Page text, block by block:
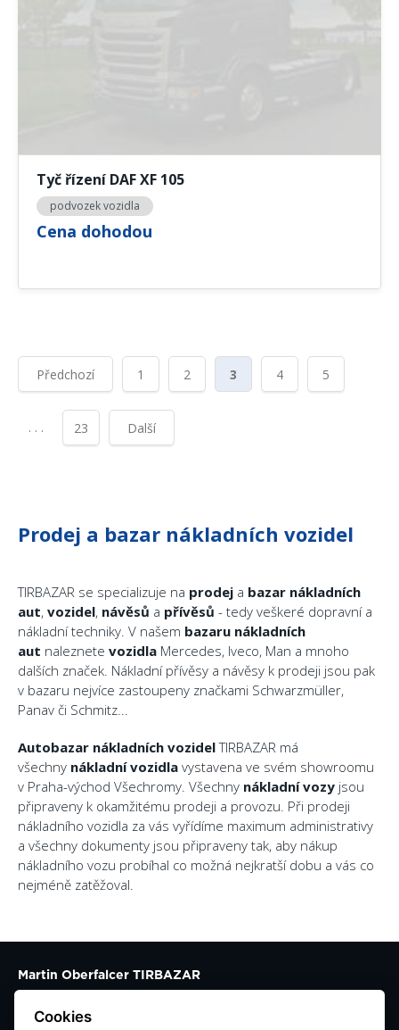
Tyč řízení DAF XF 105
podvozek vozidla
Cena dohodou
Předchozí 1 2 3 4 5
. . . 23 Další
Prodej a bazar nákladních vozidel
TIRBAZAR se specializuje na prodej a bazar nákladních
aut, vozidel, návěsů a přívěsů - tedy veškeré dopravní a
nákladní techniky. V našem bazaru nákladních
aut naleznete vozidla Mercedes, Iveco, Man a mnoho
dalších značek. Nákladní přívěsy a návěsy k prodeji jsou pak
v bazaru nejvíce zastoupeny značkami Schwarzmüller,
Panav či Schmitz...
Autobazar nákladních vozidelTIRBAZAR má
všechny nákladní vozidla vystavena ve svém showroomu
v Praha-východ Všechromy. Všechny nákladní vozy jsou
připraveny k okamžitému prodeji a provozu. Při prodeji
nákladního vozidla za vás vyřídíme maximum administrativy
a všechny dokumenty jsou připraveny tak, aby nákup
nákladního vozu probíhal co možná nejkratší dobu a vás co
nejméně zatěžoval.
Martin Oberfalcer TIRBAZAR
Všechromy 46
25163 Strančice
Cookies